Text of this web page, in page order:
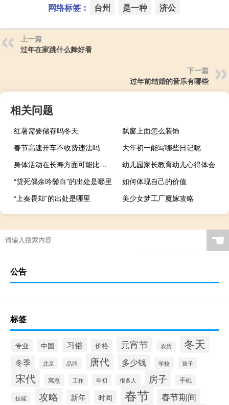
网络标签： 台州 是一种 济公
上一篇
过年在家跳什么舞好看
下一篇
过年前结婚的音乐有哪些
相关问题
红薯需要储存吗冬天
飘窗上面怎么装饰
春节高速开车不收费违法吗
大年初一能写哪些日记呢
身体活动在长寿方面可能比基因有更强的作用
幼儿园家长教育幼儿心得体会
“贷死偶余吟鬓白”的出处是哪里
如何体现自己的价值
“上奏畏却”的出处是哪里
美少女梦工厂魔嫁攻略
☚
公告
标签
专业 中国 习俗 价格 元宵节 农历 冬天
冬季 北京 品牌 唐代 多少钱 学校 孩子
宋代 寓意 工作 年初 很多人 房子 手机
技能 攻略 新年 时间 春节 春节期间